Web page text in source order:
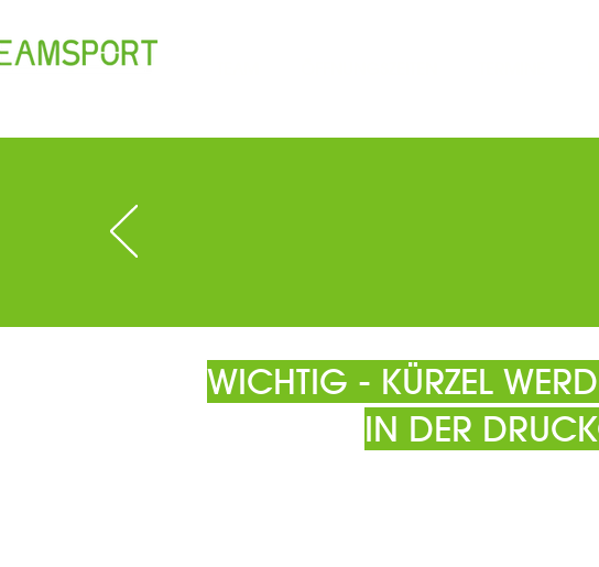
WICHTIG - KÜRZEL
IN DER